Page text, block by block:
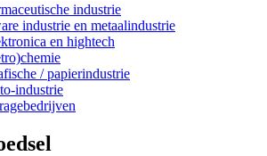
industrie
industrie en metaalindustrie
en hightech
/ papierindustrie
industrie